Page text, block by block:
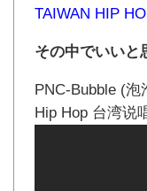
TAIWAN HIP
その中でいいと
PNC-Bubble (泡
Hip Hop 台湾说